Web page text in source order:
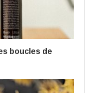
boucles de